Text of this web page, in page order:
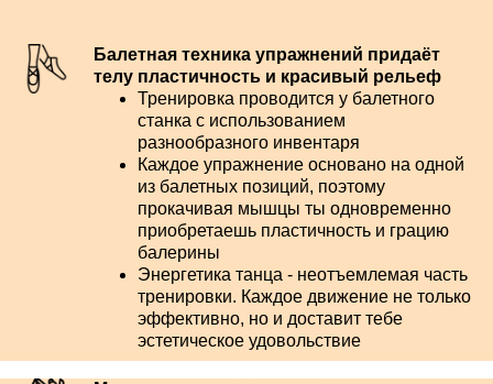
Балетная техника упражнений придаёт
телу пластичность и красивый рельеф
Тренировка проводится у балетного
станка с использованием
разнообразного инвентаря
Каждое упражнение основано на одной
из балетных позиций, поэтому
прокачивая мышцы ты одновременно
приобретаешь пластичность и грацию
балерины
Энергетика танца - неотъемлемая часть
тренировки. Каждое движение не только
эффективно, но и доставит тебе
эстетическое удовольствие